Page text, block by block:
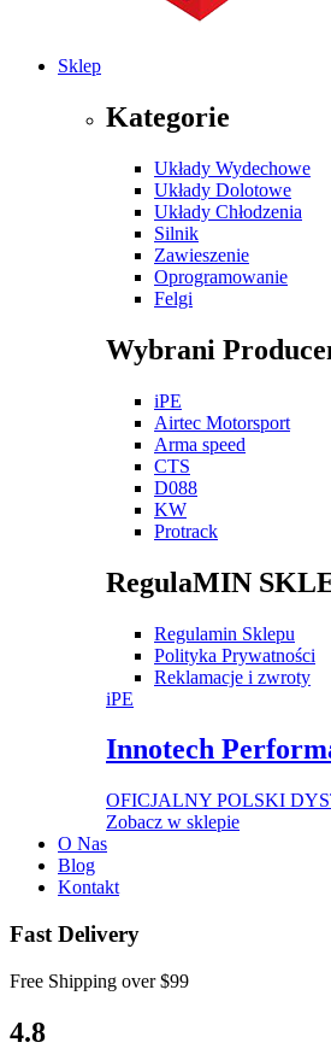
Sklep
Kategorie
Układy Wydechowe
Układy Dolotowe
Układy Chłodzenia
Silnik
Zawieszenie
Oprogramowanie
Felgi
Wybrani
iPE
Airtec Motorsport
Arma speed
CTS
D088
KW
Protrack
RegulaMIN
Regulamin Sklepu
Polityka Prywatności
Reklamacje i zwroty
iPE
Innotech
OFICJALNY POLSKI
Zobacz w sklepie
O Nas
Blog
Kontakt
Fast Delivery
Free Shipping over$99
4.8